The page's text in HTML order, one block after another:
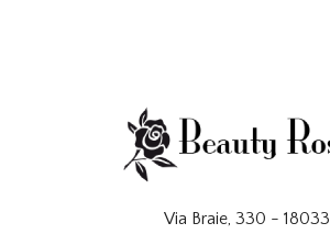
Via Braie, 330 - 18033